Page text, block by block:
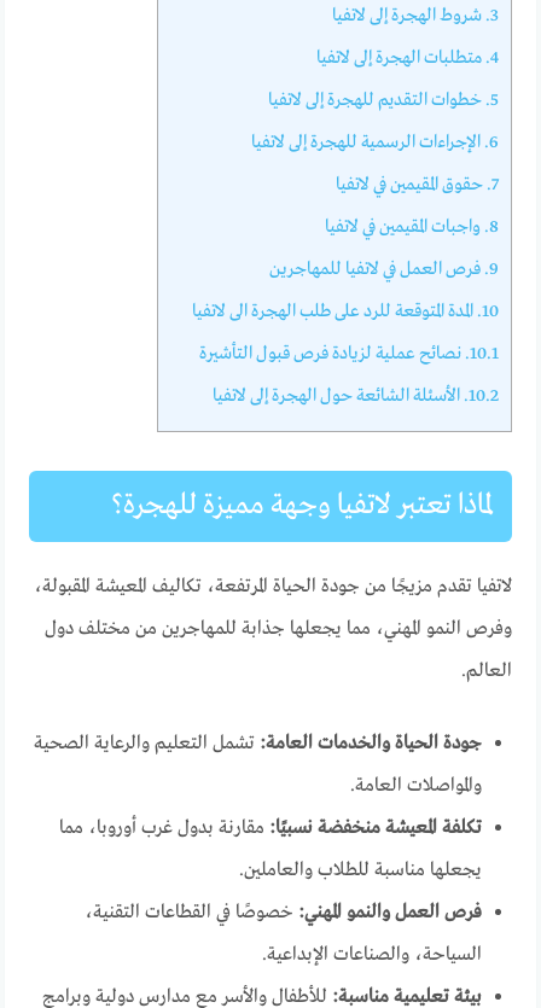
3. شروط الهجرة إلى لاتفيا
4. متطلبات الهجرة إلى لاتفيا
5. خطوات التقديم للهجرة إلى لاتفيا
6. الإجراءات الرسمية للهجرة إلى لاتفيا
7. حقوق المقيمين في لاتفيا
8. واجبات المقيمين في لاتفيا
9. فرص العمل في لاتفيا للمهاجرين
10. المدة المتوقعة للرد على طلب الهجرة الى لاتفيا
10.1. نصائح عملية لزيادة فرص قبول التأشيرة
10.2. الأسئلة الشائعة حول الهجرة إلى لاتفيا
لماذا تعتبر لاتفيا وجهة مميزة للهجرة؟
لاتفيا تقدم مزيجًا من جودة الحياة المرتفعة، تكاليف المعيشة المقبولة،
وفرص النمو المهني، مما يجعلها جذابة للمهاجرين من مختلف دول
العالم.
جودة الحياة والخدمات العامة: تشمل التعليم والرعاية الصحية
والمواصلات العامة.
تكلفة المعيشة منخفضة نسبيًا: مقارنة بدول غرب أوروبا، مما
يجعلها مناسبة للطلاب والعاملين.
فرص العمل والنمو المهني: خصوصًا في القطاعات التقنية،
السياحة، والصناعات الإبداعية.
بيئة تعليمية مناسبة: للأطفال والأسر مع مدارس دولية وبرامج